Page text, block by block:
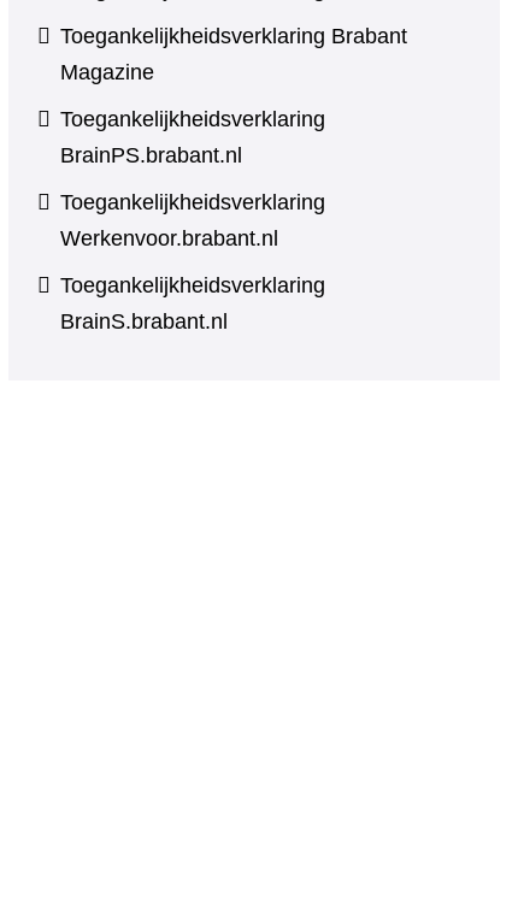
Toegankelijkheidsverklaring Brabant
Magazine
Toegankelijkheidsverklaring
BrainPS.brabant.nl
Toegankelijkheidsverklaring
Werkenvoor.brabant.nl
Toegankelijkheidsverklaring
BrainS.brabant.nl